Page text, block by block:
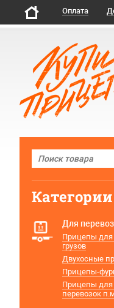
Оплата
Для
Прицепы для
грузов
Двухосные
Прицепы-
Прицепы для
перевозок